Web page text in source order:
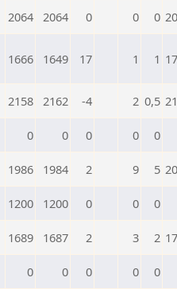
2064 2064 0 0 0
1666 1649 17 1 1
2158 2162 -4 2 0,5
0 0 0 0 0
1986 1984 2 9 5
1200 1200 0 0 0
1689 1687 2 3 2
0 0 0 0 0